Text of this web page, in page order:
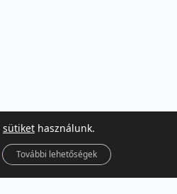
sütiket használunk.
További lehetőségek